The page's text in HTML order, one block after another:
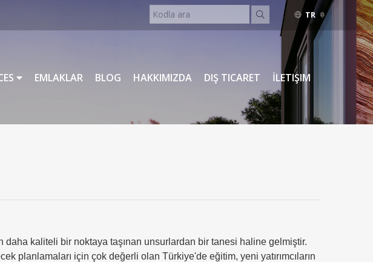
TR
İNGILIZCE
EMLAKLAR BLOG HAKKIMIZDA DIŞ TICARET İLETIŞIM
daha kaliteli bir noktaya taşınan unsurlardan bir tanesi haline gelmiştir.
planlamaları için çok değerli olan Türkiye'de eğitim, yeni yatırımcıların